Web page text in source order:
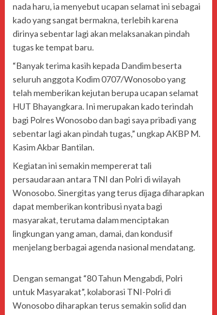
nada haru, ia menyebut ucapan selamat ini sebagai
kado yang sangat bermakna, terlebih karena
dirinya sebentar lagi akan melaksanakan pindah
tugas ke tempat baru.
“Banyak terima kasih kepada Dandim beserta
seluruh anggota Kodim 0707/Wonosobo yang
telah memberikan kejutan berupa ucapan selamat
HUT Bhayangkara. Ini merupakan kado terindah
bagi Polres Wonosobo dan bagi saya pribadi yang
sebentar lagi akan pindah tugas,” ungkap AKBP M.
Kasim Akbar Bantilan.
Kegiatan ini semakin mempererat tali
persaudaraan antara TNI dan Polri di wilayah
Wonosobo. Sinergitas yang terus dijaga diharapkan
dapat memberikan kontribusi nyata bagi
masyarakat, terutama dalam menciptakan
lingkungan yang aman, damai, dan kondusif
menjelang berbagai agenda nasional mendatang.
Dengan semangat “80 Tahun Mengabdi, Polri
untuk Masyarakat”, kolaborasi TNI-Polri di
Wonosobo diharapkan terus semakin solid dan